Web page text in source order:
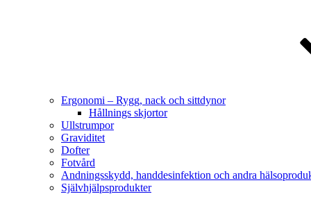
Ergonomi – Rygg, nack och sittdynor
Hållnings skjortor
Ullstrumpor
Graviditet
Dofter
Fotvård
Andningsskydd, handdesinfektion och andra
Självhjälpsprodukter